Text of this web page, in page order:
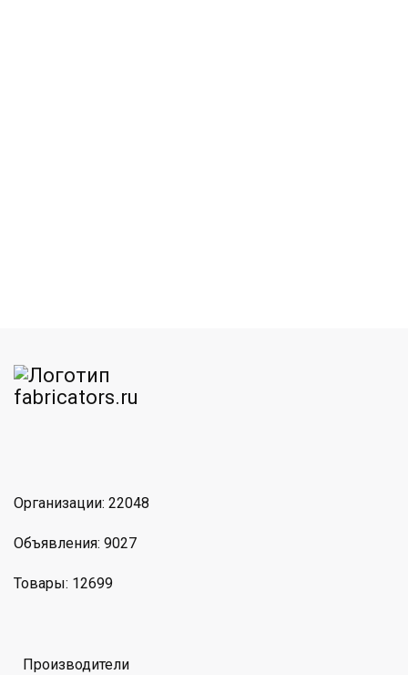
Организации: 22048
Объявления: 9027
Товары: 12699
Производители